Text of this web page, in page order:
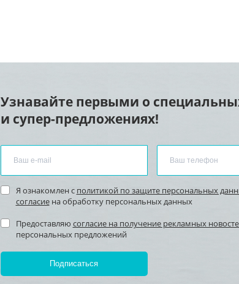
Узнавайте первыми о
и супер-предложениях!
Я ознакомлен с политикой по защите персональных
согласиена обработку персональных данных
Предоставляю согласие на получение рекламных
персональных предложений